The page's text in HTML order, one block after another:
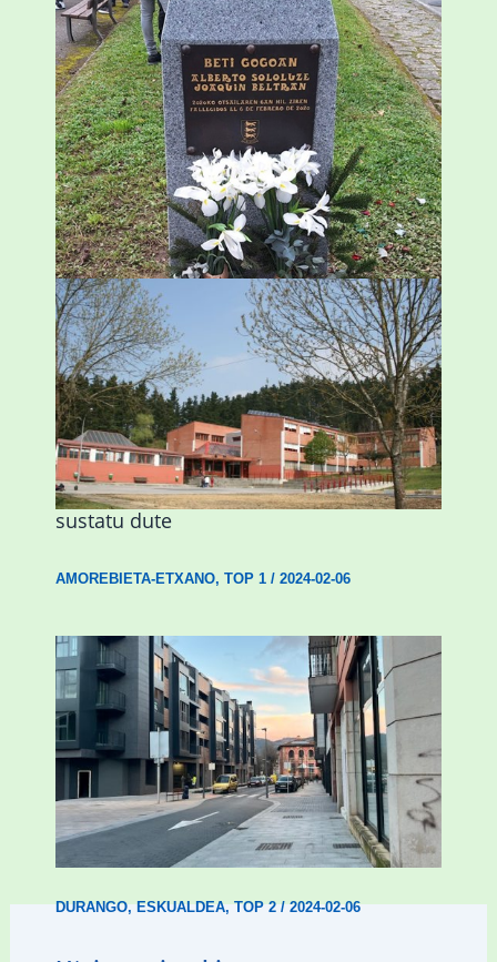
«Azkenengo 40 urteetan Zaldibar jo zuen
ingurumen-hondamendirik larriena»
ESKUALDEA,ZALDIBAR/2024-02-06
Amorebietak eta Eusko Jaurlaritzak
Urritxen institutu berri bat eraikitzea
sustatu dute
AMOREBIETA-ETXANO, TOP 1/ 2024-02-06
Udal etxebizitza tasatuei buruzko lehen
ordenantza izango du Durangok
DURANGO,ESKUALDEA,TOP 2/2024-02-06